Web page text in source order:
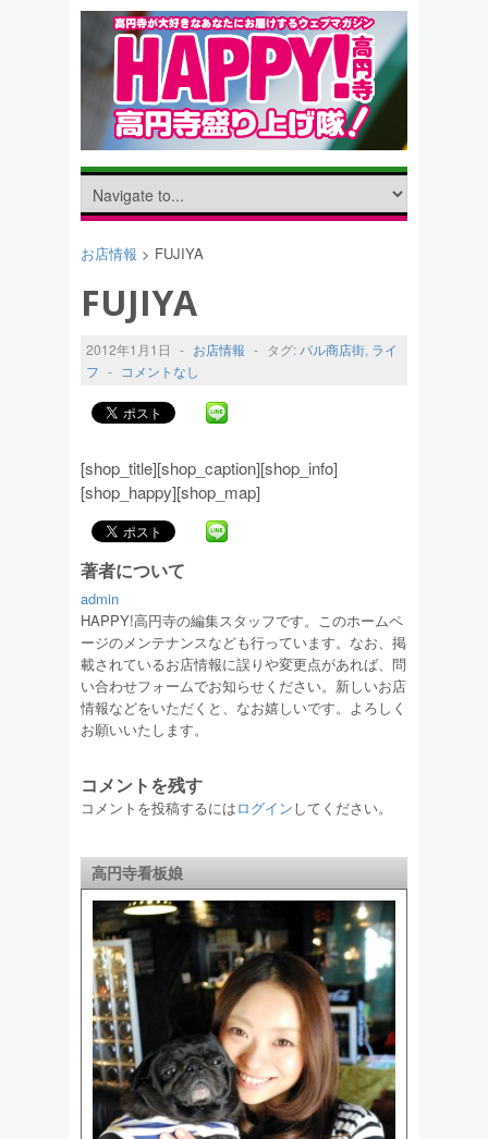
お店情報 > FUJIYA
FUJIYA
2012年1月1日 - お店情報 - タグ: パル商店街, ライ
フ - コメントなし
[shop_title][shop_caption][shop_info]
[shop_happy][shop_map]
著者について
admin
HAPPY!高円寺の編集スタッフです。このホームペ
ージのメンテナンスなども行っています。なお、掲
載されているお店情報に誤りや変更点があれば、問
い合わせフォームでお知らせください。新しいお店
情報などをいただくと、なお嬉しいです。よろしく
お願いいたします。
コメントを残す
コメントを投稿するにはログインしてください。
高円寺看板娘